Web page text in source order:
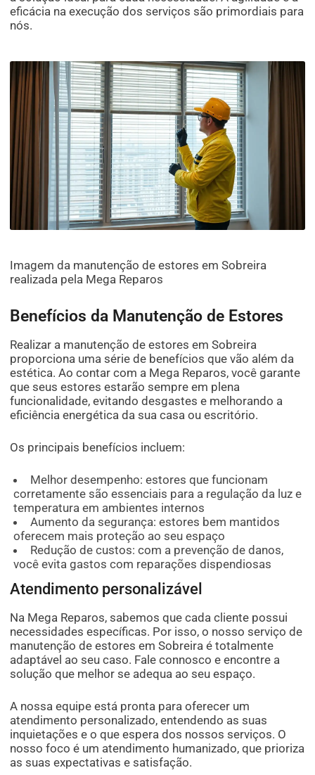
eficácia na execução dos serviços são primordiais para
nós.
Imagem da manutenção de estores em Sobreira
realizada pela Mega Reparos
Benefícios da Manutenção de Estores
Realizar a manutenção de estores em Sobreira
proporciona uma série de benefícios que vão além da
estética. Ao contar com a Mega Reparos, você garante
que seus estores estarão sempre em plena
funcionalidade, evitando desgastes e melhorando a
eficiência energética da sua casa ou escritório.
Os principais benefícios incluem:
Melhor desempenho: estores que funcionam
corretamente são essenciais para a regulação da luz e
temperatura em ambientes internos
Aumento da segurança: estores bem mantidos
oferecem mais proteção ao seu espaço
Redução de custos: com a prevenção de danos,
você evita gastos com reparações dispendiosas
Atendimento personalizável
Na Mega Reparos, sabemos que cada cliente possui
necessidades específicas. Por isso, o nosso serviço de
manutenção de estores em Sobreira é totalmente
adaptável ao seu caso. Fale connosco e encontre a
solução que melhor se adequa ao seu espaço.
A nossa equipe está pronta para oferecer um
atendimento personalizado, entendendo as suas
inquietações e o que espera dos nossos serviços. O
nosso foco é um atendimento humanizado, que prioriza
as suas expectativas e satisfação.